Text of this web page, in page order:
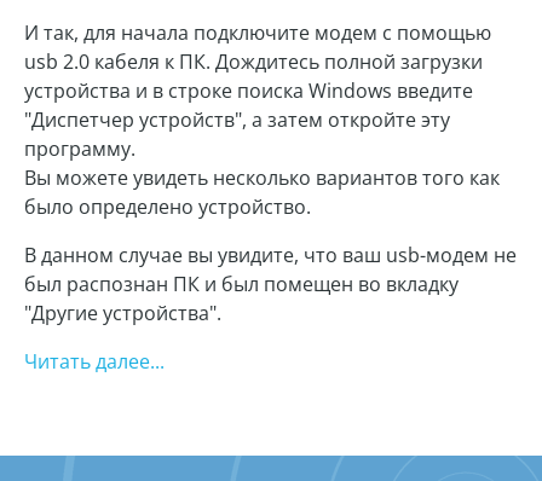
И так, для начала подключите модем с помощью
usb 2.0 кабеля к ПК. Дождитесь полной загрузки
устройства и в строке поиска Windows введите
"Диспетчер устройств", а затем откройте эту
программу.
Вы можете увидеть несколько вариантов того как
было определено устройство.
В данном случае вы увидите, что ваш usb-модем не
был распознан ПК и был помещен во вкладку
"Другие устройства".
Читать далее...